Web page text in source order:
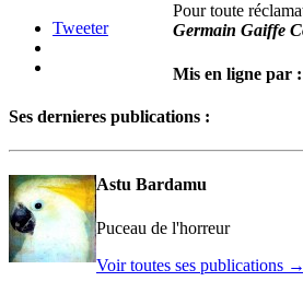
Tweeter
Pour toute
Germain Gaiffe
Mis en ligne par :
Ses dernieres publications :
Astu Bardamu
Puceau de l'horreur
Voir toutes ses publications →